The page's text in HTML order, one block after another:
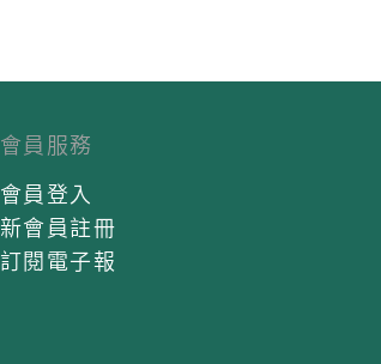
會員服務
會員登入
新會員註冊
訂閱電子報